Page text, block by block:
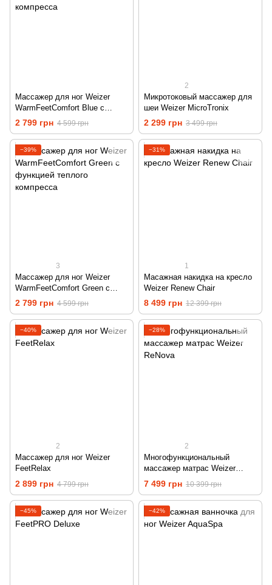
Массажер для ног Weizer
WarmFeetComfort Blue с
функцией теплого компресса
2 799 грн 4 599 грн
2
Микротоковый массажер для
шеи Weizer MicroTronix
2 299 грн 3 499 грн
−39%
3
Массажер для ног Weizer
WarmFeetComfort Green с
функцией теплого компресса
2 799 грн 4 599 грн
−31%
1
Масажная накидка на кресло
Weizer Renew Chair
8 499 грн 12 399 грн
−40%
2
Массажер для ног Weizer
FeetRelax
2 899 грн 4 799 грн
−28%
2
Многофункциональный
массажер матрас Weizer
ReNova
7 499 грн 10 399 грн
−45% −42%